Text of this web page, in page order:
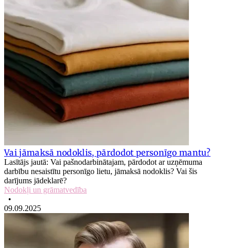
Vai jāmaksā nodoklis, pārdodot personīgo mantu?
Lasītājs jautā: Vai pašnodarbinātajam, pārdodot ar uzņēmuma
darbību nesaistītu personīgo lietu, jāmaksā nodoklis? Vai šis
darījums jādeklarē?
Nodokļi un grāmatvedība
•
09.09.2025